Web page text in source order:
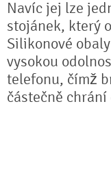
Navíc jej lze
stojánek, který
Silikonové
vysokou
telefonu, čímž
částečně